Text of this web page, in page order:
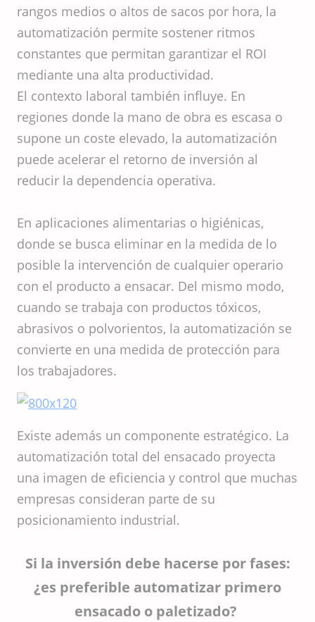
rangos medios o altos de sacos por hora, la
automatización permite sostener ritmos
constantes que permitan garantizar el ROI
mediante una alta productividad.
El contexto laboral también influye. En
regiones donde la mano de obra es escasa o
supone un coste elevado, la automatización
puede acelerar el retorno de inversión al
reducir la dependencia operativa.
En aplicaciones alimentarias o higiénicas,
donde se busca eliminar en la medida de lo
posible la intervención de cualquier operario
con el producto a ensacar. Del mismo modo,
cuando se trabaja con productos tóxicos,
abrasivos o polvorientos, la automatización se
convierte en una medida de protección para
los trabajadores.
Existe además un componente estratégico. La
automatización total del ensacado proyecta
una imagen de eficiencia y control que muchas
empresas consideran parte de su
posicionamiento industrial.
Si la inversión debe hacerse por fases:
¿es preferible automatizar primero
ensacado o paletizado?